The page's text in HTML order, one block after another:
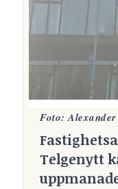
Foto:
Telgenytt